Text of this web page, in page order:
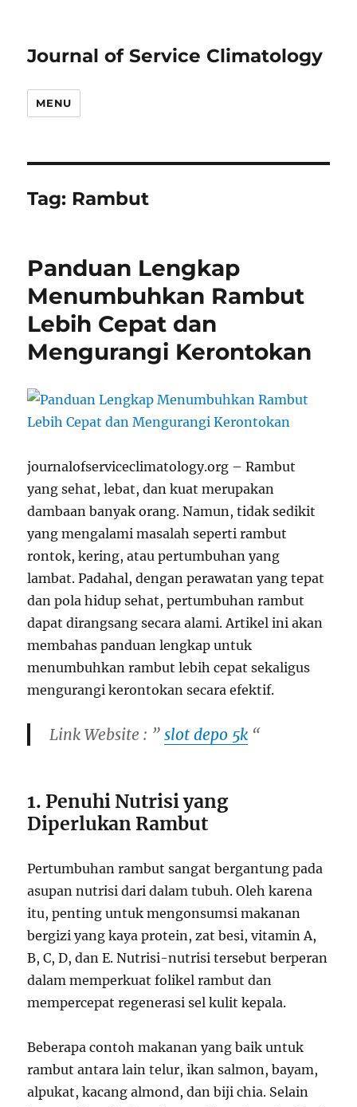
Journal of Service Climatology
MENU
Tag: Rambut
Panduan Lengkap
Menumbuhkan Rambut
Lebih Cepat dan
Mengurangi Kerontokan
journalofserviceclimatology.org – Rambut
yang sehat, lebat, dan kuat merupakan
dambaan banyak orang. Namun, tidak sedikit
yang mengalami masalah seperti rambut
rontok, kering, atau pertumbuhan yang
lambat. Padahal, dengan perawatan yang tepat
dan pola hidup sehat, pertumbuhan rambut
dapat dirangsang secara alami. Artikel ini akan
membahas panduan lengkap untuk
menumbuhkan rambut lebih cepat sekaligus
mengurangi kerontokan secara efektif.
Link Website : ”slot depo 5k “
1. Penuhi Nutrisi yang
Diperlukan Rambut
Pertumbuhan rambut sangat bergantung pada
asupan nutrisi dari dalam tubuh. Oleh karena
itu, penting untuk mengonsumsi makanan
bergizi yang kaya protein, zat besi, vitamin A,
B, C, D, dan E. Nutrisi-nutrisi tersebut berperan
dalam memperkuat folikel rambut dan
mempercepat regenerasi sel kulit kepala.
Beberapa contoh makanan yang baik untuk
rambut antara lain telur, ikan salmon, bayam,
alpukat, kacang almond, dan biji chia. Selain